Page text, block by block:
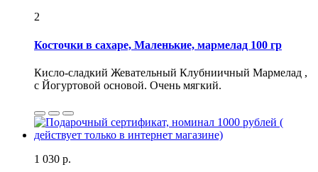
2
Косточки в сахаре, Маленькие, мармелад 100 гр
Кисло-сладкий Жевательный Клубниичный Мармелад ,
с Йогуртовой основой. Очень мягкий.
1 030 р.